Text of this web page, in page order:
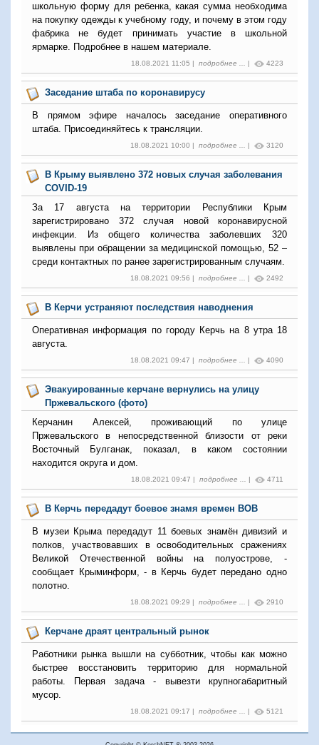
школьную форму для ребенка, какая сумма необходима
на покупку одежды к учебному году, и почему в этом году
фабрика не будет принимать участие в школьной
ярмарке. Подробнее в нашем материале.
18.08.2021 11:05 | подробнее ... | 4223
Заседание штаба по коронавирусу
В прямом эфире началось заседание оперативного
штаба. Присоединяйтесь к трансляции.
18.08.2021 10:00 | подробнее ... | 3120
В Крыму выявлено 372 новых случая заболевания
COVID-19
За 17 августа на территории Республики Крым
зарегистрировано 372 случая новой коронавирусной
инфекции. Из общего количества заболевших 320
выявлены при обращении за медицинской помощью, 52 –
среди контактных по ранее зарегистрированным случаям.
18.08.2021 09:56 | подробнее ... | 2492
В Керчи устраняют последствия наводнения
Оперативная информация по городу Керчь на 8 утра 18
августа.
18.08.2021 09:47 | подробнее ... | 4090
Эвакуированные керчане вернулись на улицу
Пржевальского (фото)
Керчанин Алексей, проживающий по улице
Пржевальского в непосредственной близости от реки
Восточный Булганак, показал, в каком состоянии
находится округа и дом.
18.08.2021 09:47 | подробнее ... | 4711
В Керчь передадут боевое знамя времен ВОВ
В музеи Крыма передадут 11 боевых знамён дивизий и
полков, участвовавших в освободительных сражениях
Великой Отечественной войны на полуострове, -
сообщает Крыминформ, - в Керчь будет передано одно
полотно.
18.08.2021 09:29 | подробнее ... | 2910
Керчане драят центральный рынок
Работники рынка вышли на субботник, чтобы как можно
быстрее восстановить территорию для нормальной
работы. Первая задача - вывезти крупногабаритный
мусор.
18.08.2021 09:17 | подробнее ... | 5121